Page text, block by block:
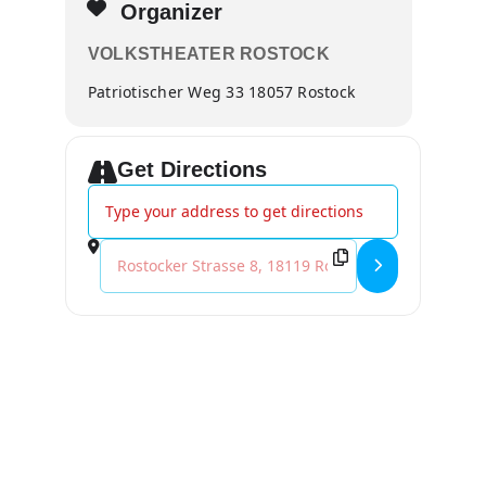
Organizer
VOLKSTHEATER ROSTOCK
Patriotischer Weg 33 18057 Rostock
Get Directions
Address - An Evening with the Rat Pack []
Destination Address - An Evening with the Rat